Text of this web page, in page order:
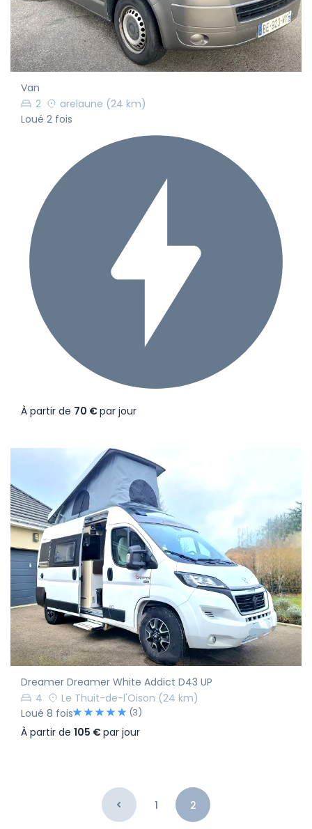
Van
2
arelaune (24 km)
Loué 2 fois
À partir de 70 €par jour
Dreamer Dreamer White Addict D43 UP
4
Le Thuit-de-l'Oison (24 km)
Loué 8 fois
(3)
À partir de 105 €par jour
1 2